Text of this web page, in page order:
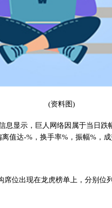
(资料图)
息显示，巨人网络因属于当日
值达-%，换手率%，振幅%，成
席位出现在龙虎榜单上，分别位